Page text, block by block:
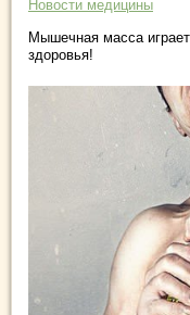
Новости медицины
Мышечная масса
здоровья!